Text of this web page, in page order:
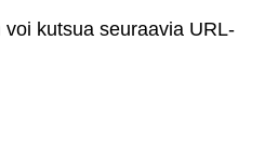
kutsua seuraavia URL-